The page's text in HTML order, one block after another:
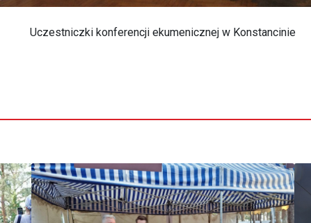
Uczestniczki konferencji ekumenicznej w Konstancinie